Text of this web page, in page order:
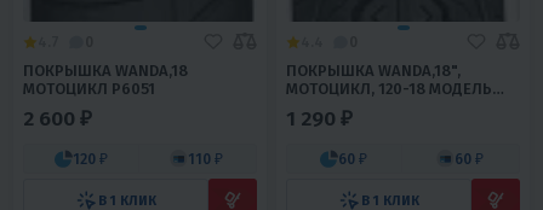
ПОКРЫШКА WANDA,18
МОТОЦИКЛ Р6051
2 600 ₽
120 ₽ 110 ₽
В 1 КЛИК
ПОКРЫШКА WANDA,18",
МОТОЦИКЛ, 120-18 МОДЕЛЬ
Р205 УНИВЕРСАЛЬНАЯ
1 290 ₽
60 ₽ 60 ₽
В 1 КЛИК